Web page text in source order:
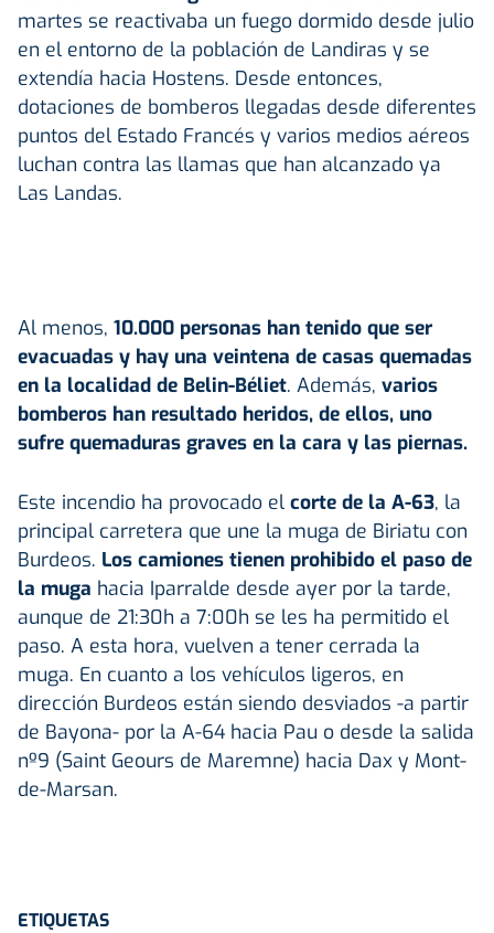
martes se reactivaba un fuego dormido desde julio
en el entorno de la población de Landiras y se
extendía hacia Hostens. Desde entonces,
dotaciones de bomberos llegadas desde diferentes
puntos del Estado Francés y varios medios aéreos
luchan contra las llamas que han alcanzado ya
Las Landas.
Al menos, 10.000 personas han tenido que ser
evacuadas y hay una veintena de casas quemadas
en la localidad de Belin-Béliet. Además, varios
bomberos han resultado heridos, de ellos, uno
sufre quemaduras graves en la cara y las piernas.
Este incendio ha provocado el corte de la A-63, la
principal carretera que une la muga de Biriatu con
Burdeos. Los camiones tienen prohibido el paso de
la muga hacia Iparralde desde ayer por la tarde,
aunque de 21:30h a 7:00h se les ha permitido el
paso. A esta hora, vuelven a tener cerrada la
muga. En cuanto a los vehículos ligeros, en
dirección Burdeos están siendo desviados -a partir
de Bayona- por la A-64 hacia Pau o desde la salida
nº9 (Saint Geours de Maremne) hacia Dax y Mont-
de-Marsan.
ETIQUETAS